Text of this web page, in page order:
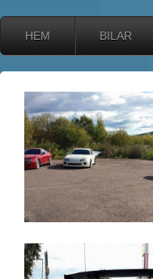
HEM BILAR